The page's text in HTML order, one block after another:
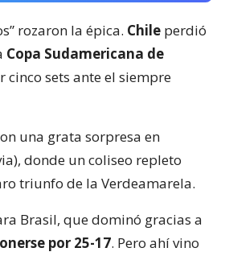
rozaron la épica. Chile perdió
Copa Sudamericana de
cinco sets ante el siempre
una grata sorpresa en
donde un coliseo repleto
triunfo de la Verdeamarela.
Brasil, que dominó gracias a
por 25-17. Pero ahí vino